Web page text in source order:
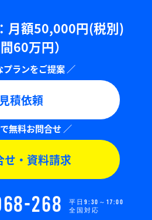
⽉額50,000円(税別)
間60万円）
見積依頼
せ・資料請求
268
平日9:30～17:00
全国対応